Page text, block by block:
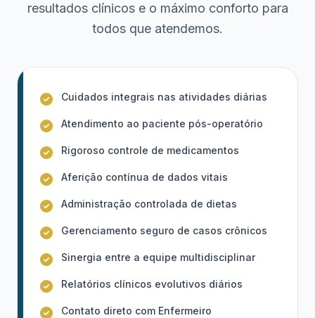
resultados clínicos e o máximo conforto para
todos que atendemos.
Cuidados integrais nas atividades diárias
Atendimento ao paciente pós-operatório
Rigoroso controle de medicamentos
Aferição contínua de dados vitais
Administração controlada de dietas
Gerenciamento seguro de casos crônicos
Sinergia entre a equipe multidisciplinar
Relatórios clínicos evolutivos diários
Contato direto com Enfermeiro